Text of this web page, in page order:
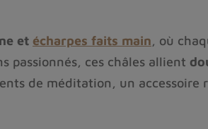
et écharpes faits main, où
passionnés, ces châles allient
de méditation, un